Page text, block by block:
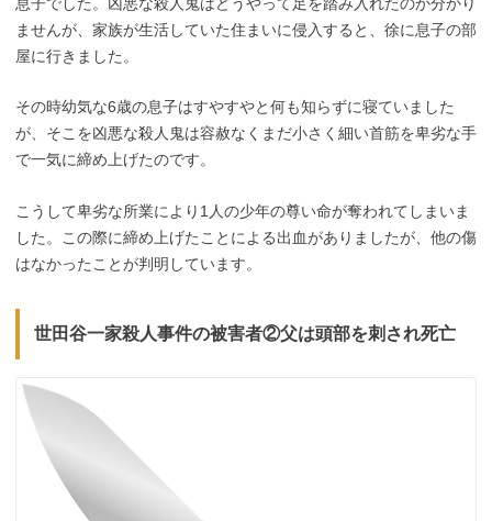
ませんが、家族が生活していた住まいに侵入すると、徐に息子の部
屋に行きました。
その時幼気な6歳の息子はすやすやと何も知らずに寝ていました
が、そこを凶悪な殺人鬼は容赦なくまだ小さく細い首筋を卑劣な手
で一気に締め上げたのです。
こうして卑劣な所業により1人の少年の尊い命が奪われてしまいま
した。この際に締め上げたことによる出血がありましたが、他の傷
はなかったことが判明しています。
世田谷一家殺人事件の被害者②父は頭部を刺され死亡